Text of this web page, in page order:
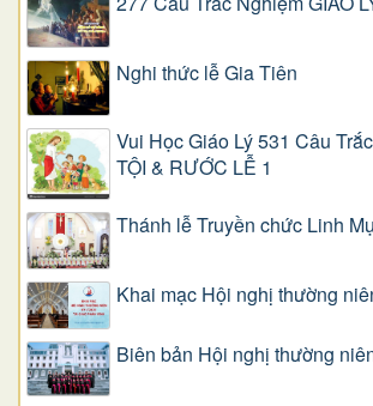
Nghi thức lễ Gia Tiên
Vui Học Giáo Lý 531 Câu
TỘI & RƯỚC LỄ 1
Thánh lễ Truyền chức Linh
Khai mạc Hội nghị thường
Biên bản Hội nghị thường